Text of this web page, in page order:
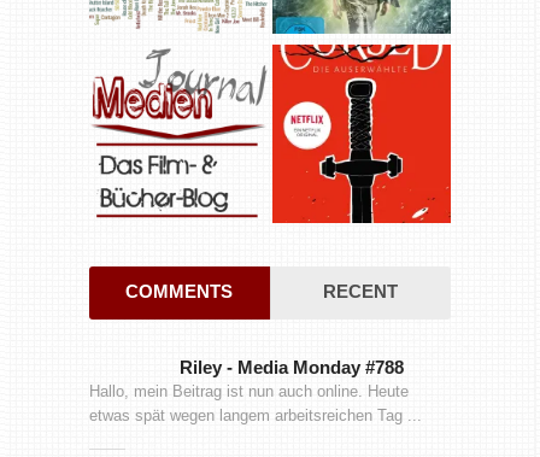
COMMENTS RECENT
Riley- Media Monday #788
Hallo, mein Beitrag ist nun auch online. Heute
etwas spät wegen langem arbeitsreichen Tag ...